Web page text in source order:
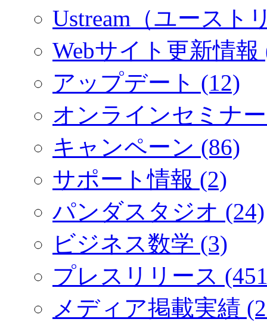
Ustream（ユースト
Webサイト更新情報
アップデート (12)
オンラインセミナ
キャンペーン (86)
サポート情報 (2)
パンダスタジオ (24)
ビジネス数学 (3)
プレスリリース
メディア掲載実績